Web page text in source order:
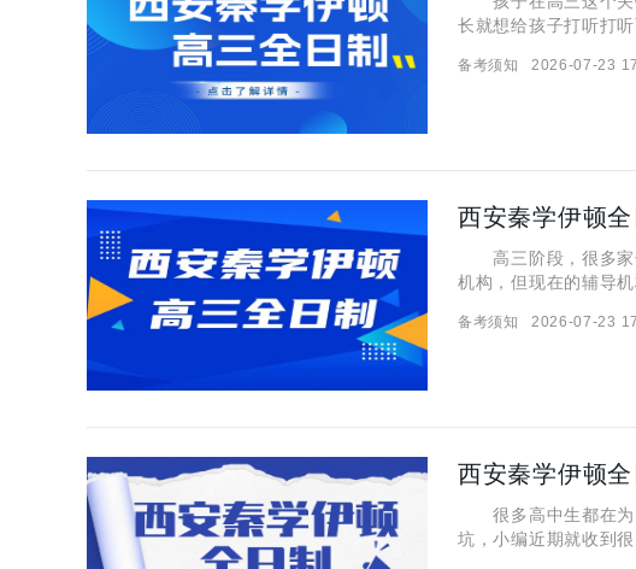
长就想给孩子打听打
安秦学伊顿全日制走
备考须知 2026-07-23
西安秦学伊顿
高三阶段，很多家
机构，但现在的辅导
等，那今天小编就抽
备考须知 2026-07-23
西安秦学伊顿
很多高中生都在为
坑，小编近期就收到